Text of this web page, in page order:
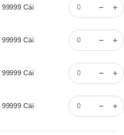
99999 Cái
99999 Cái
99999 Cái
99999 Cái